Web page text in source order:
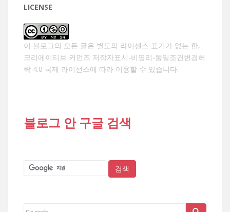
LICENSE
이 블로그의 모든 글은 별도의 라이센스 표기가 없는 한,
크리에이티브 커먼즈 저작자표시-비영리-동일조건변경허
락 4.0 국제 라이선스에 따라 이용할 수 있습니다.
블로그 안 구글 검색
Search